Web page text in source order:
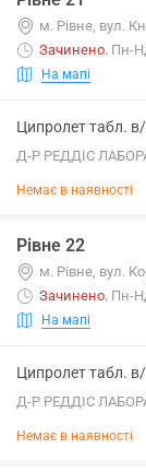
м. Рівне, вул.
Зачинено. Пн-
На мапі
Ципролет табл.
Д-Р РЕДДІС
Немає в наявності
Рівне 22
м. Рівне, вул.
Зачинено. Пн-
На мапі
Ципролет табл.
Д-Р РЕДДІС
Немає в наявності